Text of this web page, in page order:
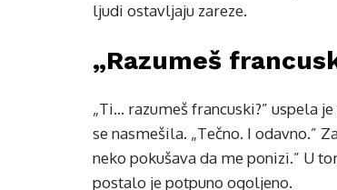
ljudi ostavljaju zareze.
„Razumeš
„Ti… razumeš francuski?” uspela
se nasmešila. „Tečno. I odavno.”
neko pokušava da me ponizi.” U
postalo je potpuno ogoljeno.